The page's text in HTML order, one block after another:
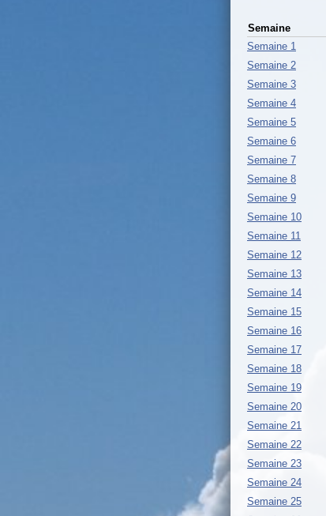
Semaine
Semaine 1
Semaine 2
Semaine 3
Semaine 4
Semaine 5
Semaine 6
Semaine 7
Semaine 8
Semaine 9
Semaine 10
Semaine 11
Semaine 12
Semaine 13
Semaine 14
Semaine 15
Semaine 16
Semaine 17
Semaine 18
Semaine 19
Semaine 20
Semaine 21
Semaine 22
Semaine 23
Semaine 24
Semaine 25